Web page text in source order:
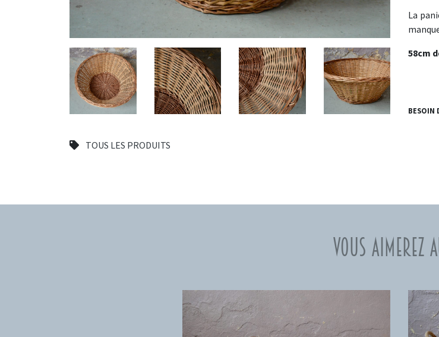
TOUS LES PRODUITS
La
58cm
BESOIN
Vous aimerez